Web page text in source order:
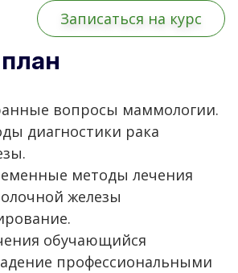
Записаться на курс
вопросы маммологии.
диагностики рака
методы лечения
железы
обучающийся
профессиональными